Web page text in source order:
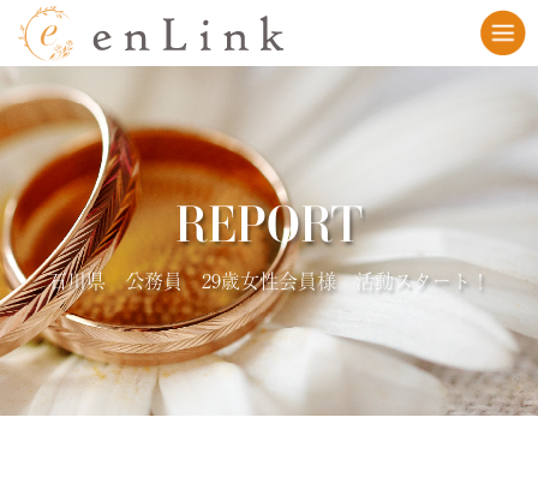
REPORT
石川県 公務員 29歳女性会員様 活動スタート！